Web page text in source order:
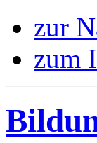
zur
zum